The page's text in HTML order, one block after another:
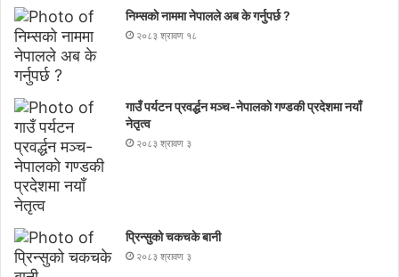
निम्सकाे नाममा नेपालले अब के गर्नुपर्छ ?
२०८३ श्रावण १८
गाउँ पर्यटन प्रवर्द्धन मञ्च-नेपालकाे गण्डकी प्रदेशमा नयाँ
नेतृत्व
२०८३ श्रावण ३
प्रिन्सुको चकचके बानी
२०८३ श्रावण ३